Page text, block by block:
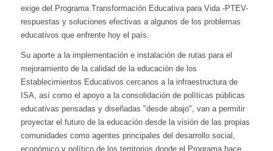
exige del Programa Transformación Educativa para Vida -PTEV-
respuestas y soluciones efectivas a algunos de los problemas
educativos que enfrente hoy el país.
Su aporte a la implementación e instalación de rutas para el
mejoramiento de la calidad de la educación de los
Establecimientos Educativos cercanos a la infraestructura de
ISA, así como el apoyo a la consolidación de políticas públicas
educativas pensadas y diseñadas "desde abajo", van a permitir
proyectar el futuro de la educación desde la visión de las propias
comunidades como agentes principales del desarrollo social,
económico y político de los territorios donde el Programa hace